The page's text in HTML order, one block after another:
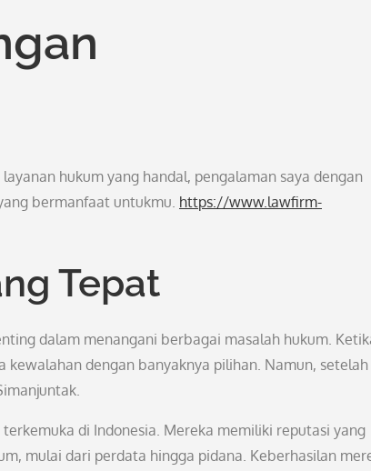
hukum yang handal, pengalaman saya dengan
bermanfaat untukmu. https://www.lawfirm-
Tepat
dalam menangani berbagai masalah hukum.
dengan banyaknya pilihan. Namun, setelah
di Indonesia. Mereka memiliki reputasi yang
mulai dari perdata hingga pidana. Keberhasilan